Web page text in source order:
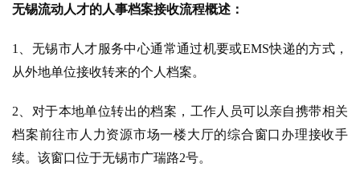
无锡流动人才的人事档案接收流程概述：
1、无锡市人才服务中心通常通过机要或EMS快递的方式，
从外地单位接收转来的个人档案。
2、对于本地单位转出的档案，工作人员可以亲自携带相关
档案前往市人力资源市场一楼大厅的综合窗口办理接收手
续。该窗口位于无锡市广瑞路2号。